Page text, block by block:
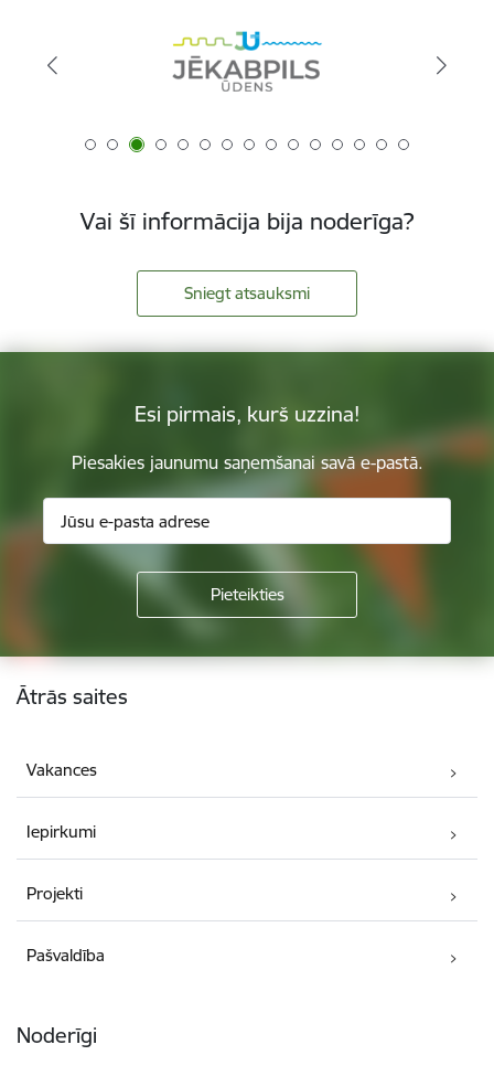
Vai šī informācija bija noderīga?
Sniegt atsauksmi
Esi pirmais, kurš uzzina!
Piesakies jaunumu saņemšanai savā e-pastā.
Kājene
Ātrās saites
Vakances
Iepirkumi
Projekti
Pašvaldība
Noderīgi